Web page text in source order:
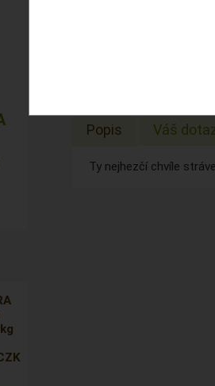
Popis Váš
Ty nejhezčí chvíle